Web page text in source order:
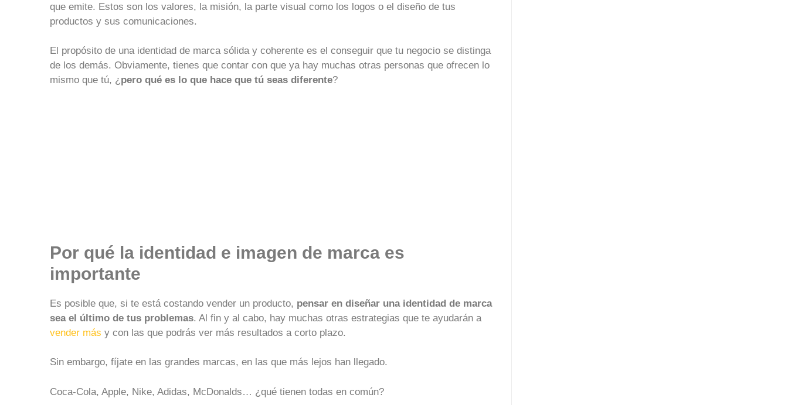
que emite. Estos son los valores, la misión, la parte visual como los logos o el diseño de tus
productos y sus comunicaciones.
El propósito de una identidad de marca sólida y coherente es el conseguir que tu negocio se distinga
de los demás. Obviamente, tienes que contar con que ya hay muchas otras personas que ofrecen lo
mismo que tú, ¿pero qué es lo que hace que tú seas diferente?
Por qué la identidad e imagen de marca es
importante
Es posible que, si te está costando vender un producto, pensar en diseñar una identidad de marca
sea el último de tus problemas. Al fin y al cabo, hay muchas otras estrategias que te ayudarán a
vender más y con las que podrás ver más resultados a corto plazo.
Sin embargo, fíjate en las grandes marcas, en las que más lejos han llegado.
Coca-Cola, Apple, Nike, Adidas, McDonalds… ¿qué tienen todas en común?